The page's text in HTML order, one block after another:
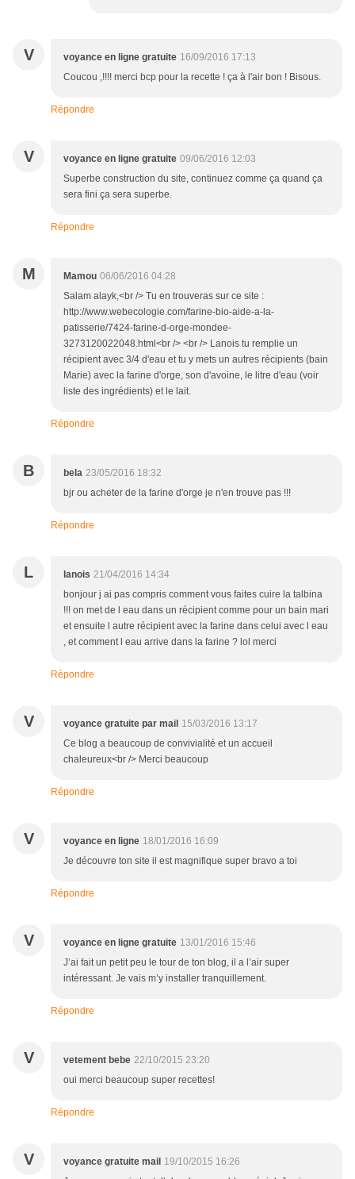
V voyance en ligne gratuite 16/09/2016 17:13
Coucou ,!!!! merci bcp pour la recette ! ça à l'air bon ! Bisous.
Répondre
V voyance en ligne gratuite 09/06/2016 12:03
Superbe construction du site, continuez comme ça quand ça
sera fini ça sera superbe.
Répondre
M Mamou 06/06/2016 04:28
Salam alayk,<br /> Tu en trouveras sur ce site :
http://www.webecologie.com/farine-bio-aide-a-la-
patisserie/7424-farine-d-orge-mondee-
3273120022048.html<br /> <br /> Lanois tu remplie un
récipient avec 3/4 d'eau et tu y mets un autres récipients (bain
Marie) avec la farine d'orge, son d'avoine, le litre d'eau (voir
liste des ingrédients) et le lait.
Répondre
B bela 23/05/2016 18:32
bjr ou acheter de la farine d'orge je n'en trouve pas !!!
Répondre
L lanois 21/04/2016 14:34
bonjour j ai pas compris comment vous faites cuire la talbina
!!! on met de l eau dans un récipient comme pour un bain mari
et ensuite l autre récipient avec la farine dans celui avec l eau
, et comment l eau arrive dans la farine ? lol merci
Répondre
V voyance gratuite par mail 15/03/2016 13:17
Ce blog a beaucoup de convivialité et un accueil
chaleureux<br /> Merci beaucoup
Répondre
V voyance en ligne 18/01/2016 16:09
Je découvre ton site il est magnifique super bravo a toi
Répondre
V voyance en ligne gratuite 13/01/2016 15:46
J’ai fait un petit peu le tour de ton blog, il a l’air super
intéressant. Je vais m’y installer tranquillement.
Répondre
V vetement bebe 22/10/2015 23:20
oui merci beaucoup super recettes!
Répondre
V voyance gratuite mail 19/10/2015 16:26